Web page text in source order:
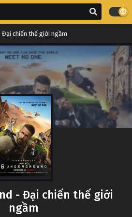
chiến thế giới ngầm
- Đại chiến thế giới
ngầm